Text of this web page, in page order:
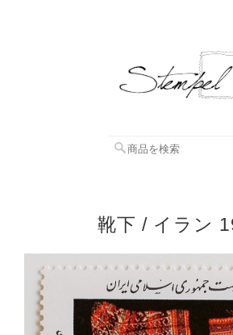
靴下 / イラン